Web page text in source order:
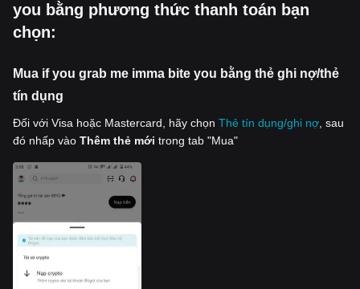
you bằng phương thức thanh toán bạn
chọn:
Mua if you grab me imma bite you bằng thẻ ghi nợ/thẻ
tín dụng
Đối với Visa hoặc Mastercard, hãy chọn Thẻ tín dụng/ghi nợ , sau
đó nhấp vào Thêm thẻ mới trong tab "Mua"